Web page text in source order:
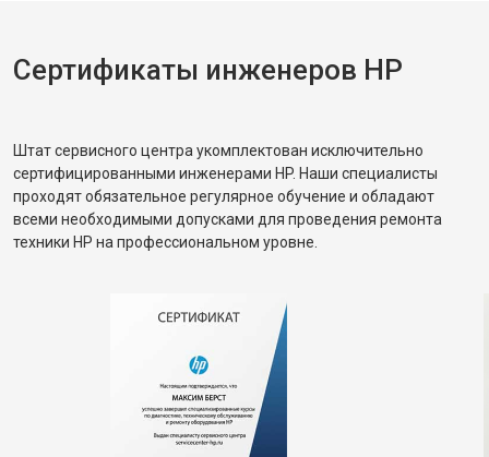
Сертификаты инженеров HP
Штат сервисного центра укомплектован исключительно
сертифицированными инженерами HP. Наши специалисты
проходят обязательное регулярное обучение и обладают
всеми необходимыми допусками для проведения ремонта
техники HP на профессиональном уровне.